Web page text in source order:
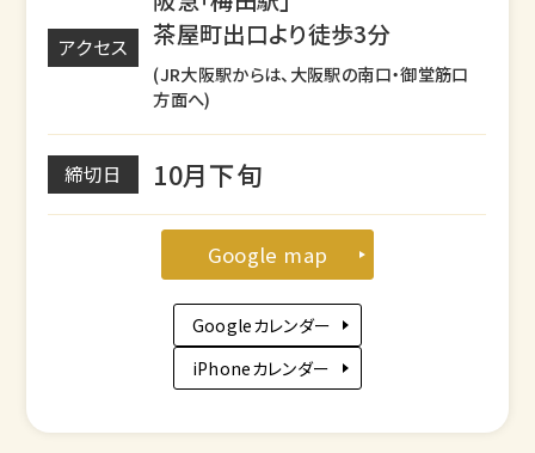
アクセス
茶屋町出口より徒歩3分
(JR大阪駅からは、大阪駅の南口・御堂筋口
方面へ)
締切日 10月下旬
Google map
Googleカレンダー
iPhoneカレンダー